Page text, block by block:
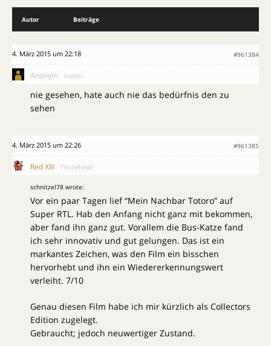
Autor Beiträge
4. März 2015 um 22:18 #961384
Anonym Inaktiv
nie gesehen, hate auch nie das bedürfnis den zu
sehen
4. März 2015 um 22:26 #961385
Red XIII Teilnehmer
schnitzel78 wrote:
Vor ein paar Tagen lief “Mein Nachbar Totoro” auf
Super RTL. Hab den Anfang nicht ganz mit bekommen,
aber fand ihn ganz gut. Vorallem die Bus-Katze fand
ich sehr innovativ und gut gelungen. Das ist ein
markantes Zeichen, was den Film ein bisschen
hervorhebt und ihn ein Wiedererkennungswert
verleiht. 7/10
Genau diesen Film habe ich mir kürzlich als Collectors
Edition zugelegt.
Gebraucht; jedoch neuwertiger Zustand.